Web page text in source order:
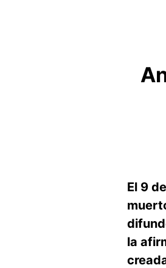
El 9
la